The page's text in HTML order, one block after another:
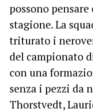
possono
stagione. La
triturato i
del campionato
con una
senza i pezzi da
Thorstvedt,